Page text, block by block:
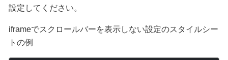
設定してください。
iframeでスクロールバーを表示しない設定のスタイルシー
トの例